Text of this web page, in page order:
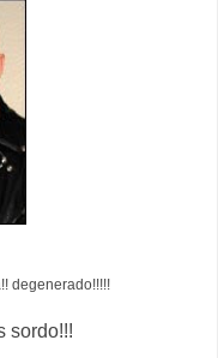
degenerado!!!!!
sordo!!!